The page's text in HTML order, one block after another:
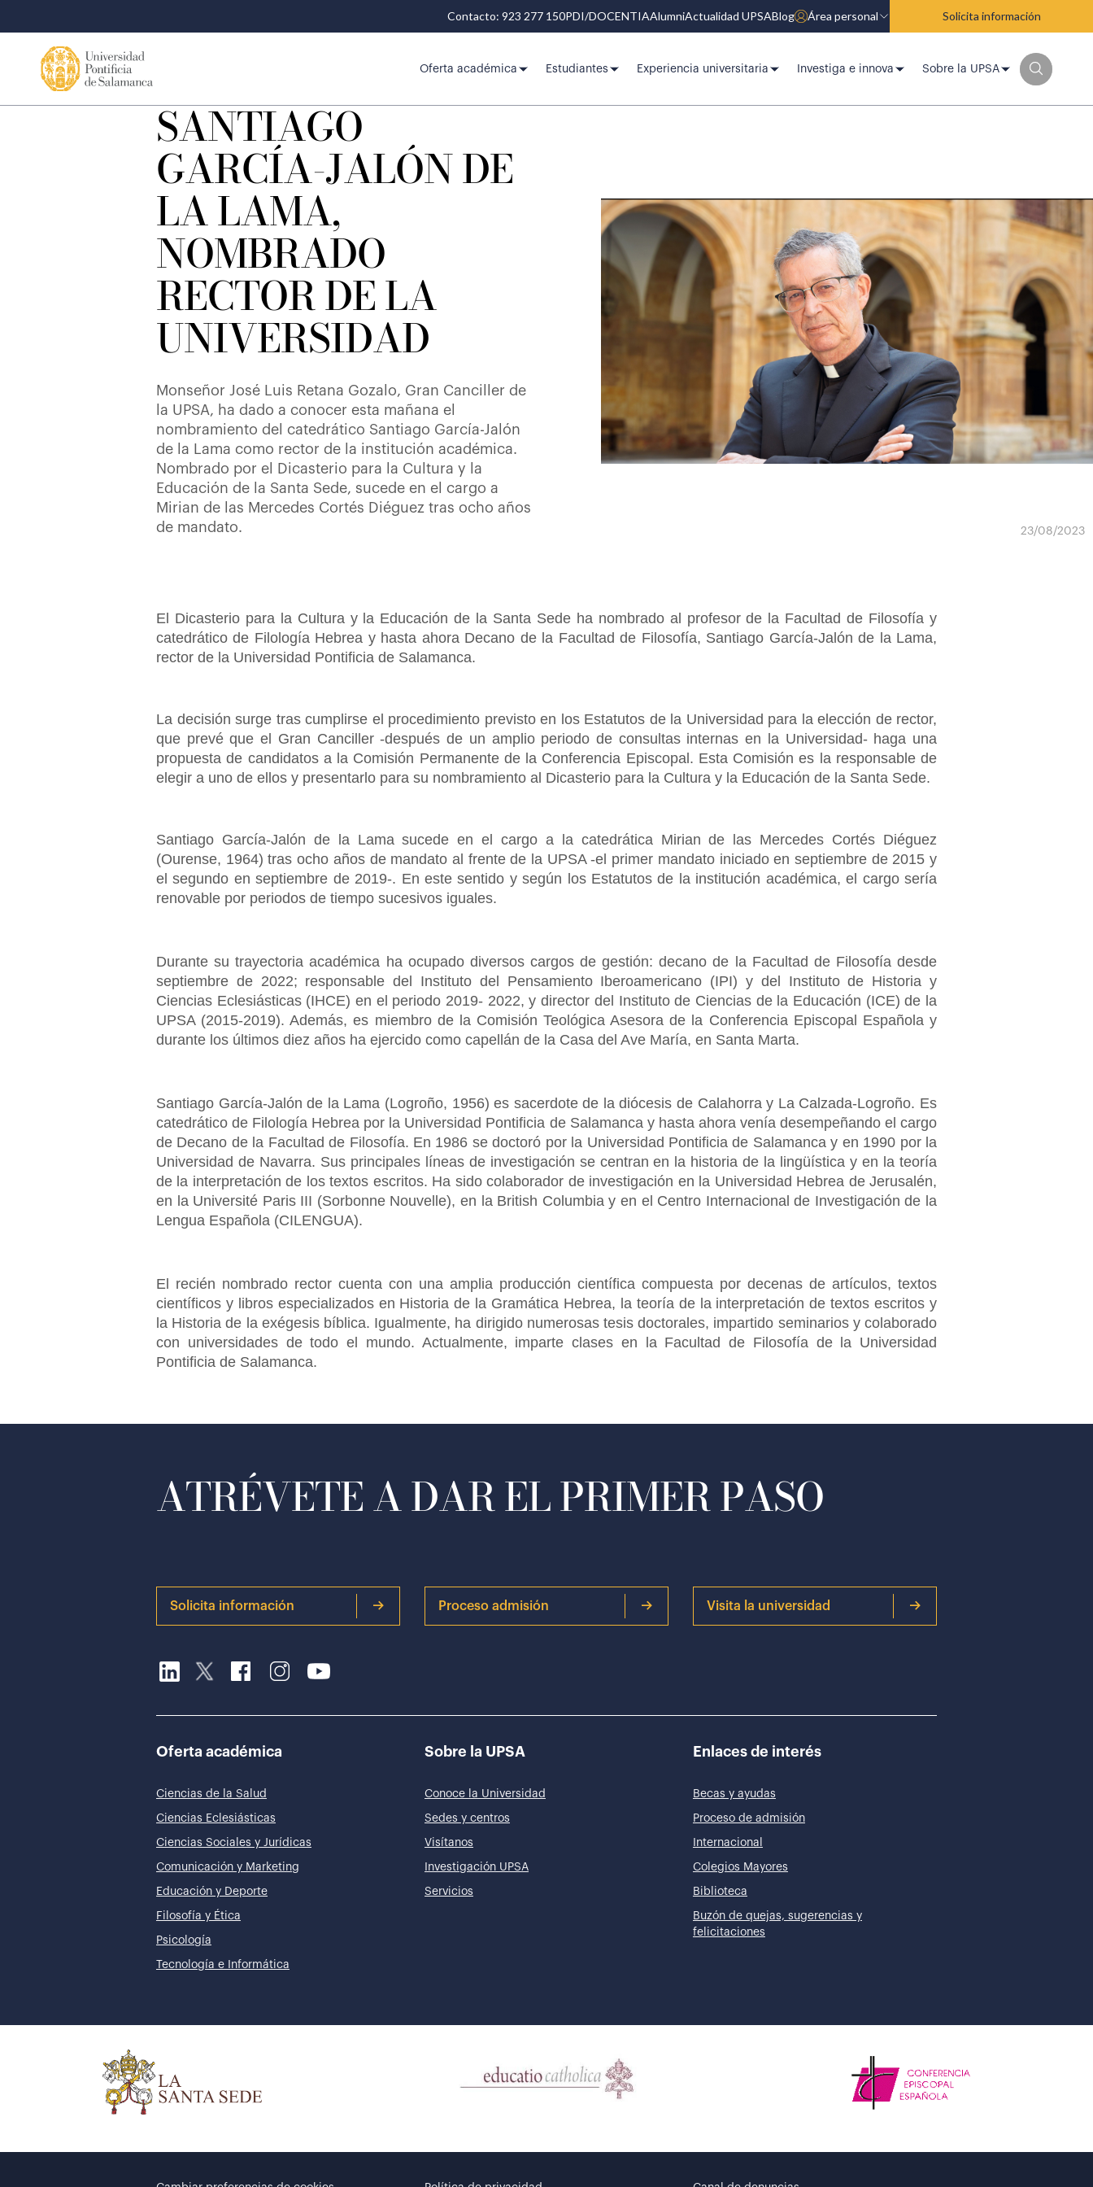
Contacto: 923 277 150PDI/DOCENTIAAlumniActualidad UPSABlog Área personal Solicita información
Oferta académica Estudiantes Experiencia universitaria Investiga e innova Sobre la UPSA
SANTIAGO
GARCÍA-JALÓN DE
LA LAMA,
NOMBRADO
RECTOR DE LA
UNIVERSIDAD
Monseñor José Luis Retana Gozalo, Gran Canciller de
la UPSA, ha dado a conocer esta mañana el
nombramiento del catedrático Santiago García-Jalón
de la Lama como rector de la institución académica.
Nombrado por el Dicasterio para la Cultura y la
Educación de la Santa Sede, sucede en el cargo a
Mirian de las Mercedes Cortés Diéguez tras ocho años
de mandato.
23/08/2023
El Dicasterio para la Cultura y la Educación de la Santa Sede ha nombrado al profesor de la Facultad de Filosofía y
catedrático de Filología Hebrea y hasta ahora Decano de la Facultad de Filosofía, Santiago García-Jalón de la Lama,
rector de la Universidad Pontificia de Salamanca.
La decisión surge tras cumplirse el procedimiento previsto en los Estatutos de la Universidad para la elección de rector,
que prevé que el Gran Canciller -después de un amplio periodo de consultas internas en la Universidad- haga una
propuesta de candidatos a la Comisión Permanente de la Conferencia Episcopal. Esta Comisión es la responsable de
elegir a uno de ellos y presentarlo para su nombramiento al Dicasterio para la Cultura y la Educación de la Santa Sede.
Santiago García-Jalón de la Lama sucede en el cargo a la catedrática Mirian de las Mercedes Cortés Diéguez
(Ourense, 1964) tras ocho años de mandato al frente de la UPSA -el primer mandato iniciado en septiembre de 2015 y
el segundo en septiembre de 2019-. En este sentido y según los Estatutos de la institución académica, el cargo sería
renovable por periodos de tiempo sucesivos iguales.
Durante su trayectoria académica ha ocupado diversos cargos de gestión: decano de la Facultad de Filosofía desde
septiembre de 2022; responsable del Instituto del Pensamiento Iberoamericano (IPI) y del Instituto de Historia y
Ciencias Eclesiásticas (IHCE) en el periodo 2019- 2022, y director del Instituto de Ciencias de la Educación (ICE) de la
UPSA (2015-2019). Además, es miembro de la Comisión Teológica Asesora de la Conferencia Episcopal Española y
durante los últimos diez años ha ejercido como capellán de la Casa del Ave María, en Santa Marta.
Santiago García-Jalón de la Lama (Logroño, 1956) es sacerdote de la diócesis de Calahorra y La Calzada-Logroño. Es
catedrático de Filología Hebrea por la Universidad Pontificia de Salamanca y hasta ahora venía desempeñando el cargo
de Decano de la Facultad de Filosofía. En 1986 se doctoró por la Universidad Pontificia de Salamanca y en 1990 por la
Universidad de Navarra. Sus principales líneas de investigación se centran en la historia de la lingüística y en la teoría
de la interpretación de los textos escritos. Ha sido colaborador de investigación en la Universidad Hebrea de Jerusalén,
en la Université Paris III (Sorbonne Nouvelle), en la British Columbia y en el Centro Internacional de Investigación de la
Lengua Española (CILENGUA).
El recién nombrado rector cuenta con una amplia producción científica compuesta por decenas de artículos, textos
científicos y libros especializados en Historia de la Gramática Hebrea, la teoría de la interpretación de textos escritos y
la Historia de la exégesis bíblica. Igualmente, ha dirigido numerosas tesis doctorales, impartido seminarios y colaborado
con universidades de todo el mundo. Actualmente, imparte clases en la Facultad de Filosofía de la Universidad
Pontificia de Salamanca.
ATRÉVETE A DAR EL PRIMER PASO
Solicita información Proceso admisión Visita la universidad
Oferta académica
Ciencias de la Salud
Ciencias Eclesiásticas
Ciencias Sociales y Jurídicas
Comunicación y Marketing
Educación y Deporte
Filosofía y Ética
Psicología
Tecnología e Informática
Sobre la UPSA
Conoce la Universidad
Sedes y centros
Visítanos
Investigación UPSA
Servicios
Enlaces de interés
Becas y ayudas
Proceso de admisión
Internacional
Colegios Mayores
Biblioteca
Buzón de quejas, sugerencias y
felicitaciones